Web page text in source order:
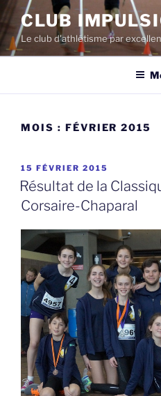
Aller
au
contenu
CLUB
Le club d'athlétisme par
MOIS : FÉVRIER 2015
PUBLIÉ
LE
15 FÉVRIER 2015
Résultat de la
Corsaire-Chaparal